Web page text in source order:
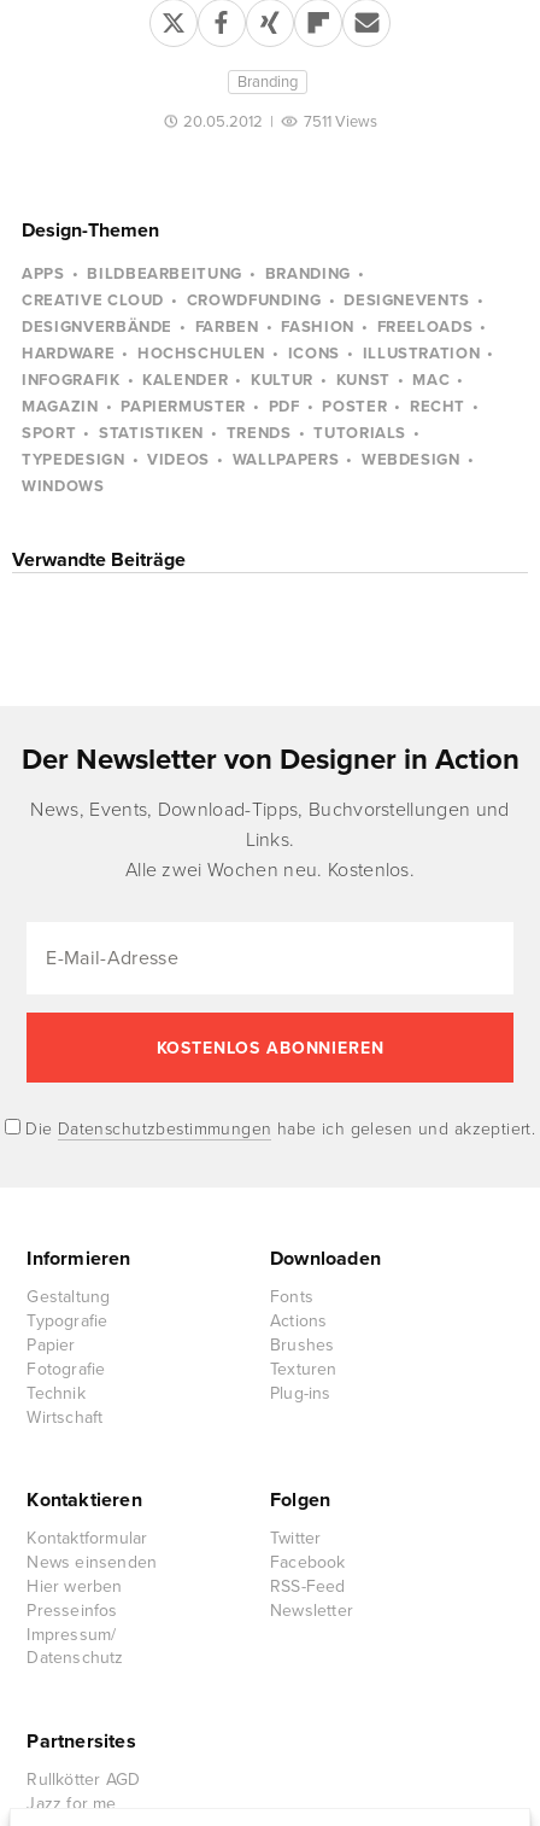
Branding
20.05.2012 | 7511 Views
Design-Themen
APPS BILDBEARBEITUNG
BRANDING
CREATIVE CLOUD
CROWDFUNDING
DESIGNEVENTS
DESIGNVERBÄNDE
FARBEN FASHION
FREELOADS
HARDWARE
HOCHSCHULEN ICONS
ILLUSTRATION
INFOGRAFIK
KALENDER KULTUR KUNST
MAC
MAGAZIN
PAPIERMUSTER PDF POSTER
RECHT
SPORT
STATISTIKEN TRENDS
TUTORIALS
TYPEDESIGN
VIDEOS WALLPAPERS
WEBDESIGN
WINDOWS
Verwandte Beiträge
Der Newsletter von Designer in Action
News, Events, Download-Tipps, Buchvorstellungen und
Links.
Alle zwei Wochen neu. Kostenlos.
Die Datenschutzbestimmungen habe ich gelesen und akzeptiert.
Informieren
Gestaltung
Typografie
Papier
Fotografie
Technik
Wirtschaft
Downloaden
Fonts
Actions
Brushes
Texturen
Plug-ins
Kontaktieren
Kontaktformular
News einsenden
Hier werben
Presseinfos
Impressum/
Datenschutz
Folgen
Twitter
Facebook
RSS-Feed
Newsletter
Partnersites
Rullkötter AGD
Jazz for me